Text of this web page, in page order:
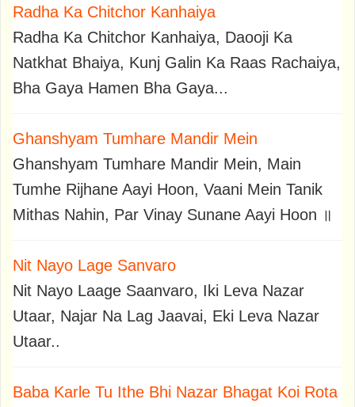
Radha Ka Chitchor Kanhaiya
Radha Ka Chitchor Kanhaiya, Daooji Ka
Natkhat Bhaiya, Kunj Galin Ka Raas Rachaiya,
Bha Gaya Hamen Bha Gaya...
Ghanshyam Tumhare Mandir Mein
Ghanshyam Tumhare Mandir Mein, Main
Tumhe Rijhane Aayi Hoon, Vaani Mein Tanik
Mithas Nahin, Par Vinay Sunane Aayi Hoon ॥
Nit Nayo Lage Sanvaro
Nit Nayo Laage Saanvaro, Iki Leva Nazar
Utaar, Najar Na Lag Jaavai, Eki Leva Nazar
Utaar..
Baba Karle Tu Ithe Bhi Nazar Bhagat Koi Rota